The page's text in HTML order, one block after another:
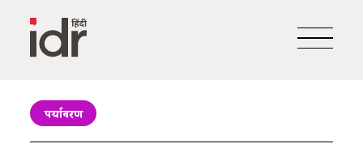
पर्यावरण